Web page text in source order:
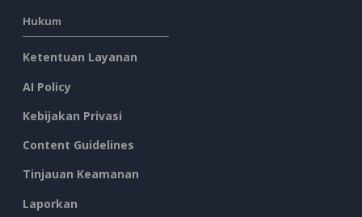
Hukum
Ketentuan Layanan
AI Policy
Kebijakan Privasi
Content Guidelines
Tinjauan Keamanan
Laporkan